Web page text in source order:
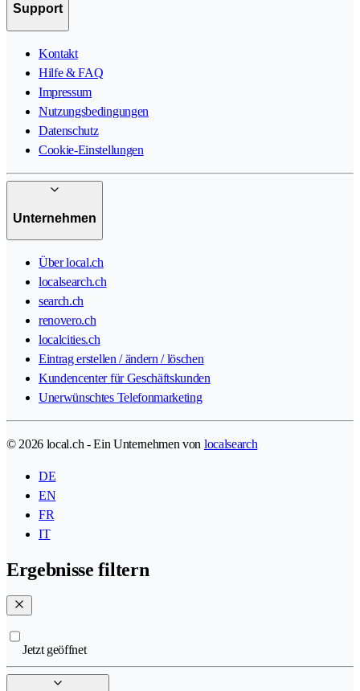
Support
Kontakt
Hilfe & FAQ
Impressum
Nutzungsbedingungen
Datenschutz
Cookie-Einstellungen
Unternehmen
Über local.ch
localsearch.ch
search.ch
renovero.ch
localcities.ch
Eintrag erstellen / ändern / löschen
Kundencenter für Geschäftskunden
Unerwünschtes Telefonmarketing
© 2026 local.ch - Ein Unternehmen von localsearch
DE
EN
FR
IT
Ergebnisse filtern
Jetzt geöffnet